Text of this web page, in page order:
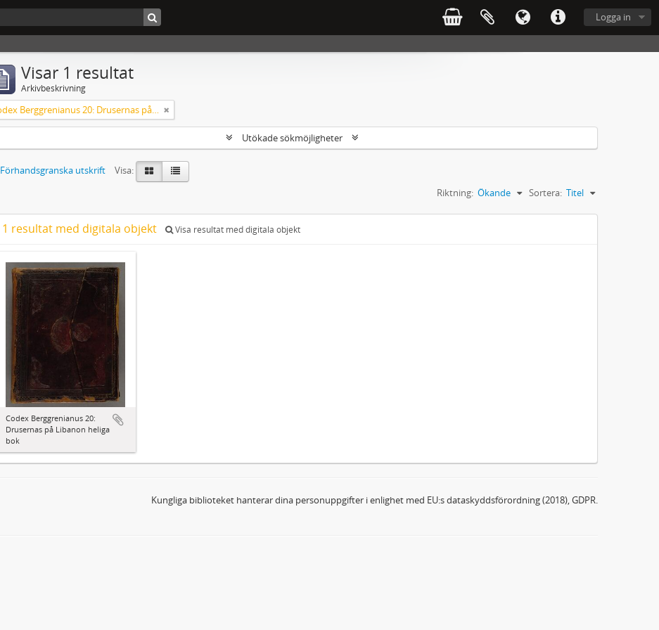
Logga in
Visar 1 resultat
Arkivbeskrivning
Codex Berggrenianus 20: Drusernas på Libanon heliga bok
Utökade sökmöjligheter
Förhandsgranska utskrift
Visa:
Sortera: Titel
Riktning: Ökande
1 resultat med digitala objekt Visa resultat med digitala objekt
Codex Berggrenianus 20:
Drusernas på Libanon heliga
bok
Kungliga biblioteket hanterar dina personuppgifter i enlighet med EU:s dataskyddsförordning (2018), GDPR.